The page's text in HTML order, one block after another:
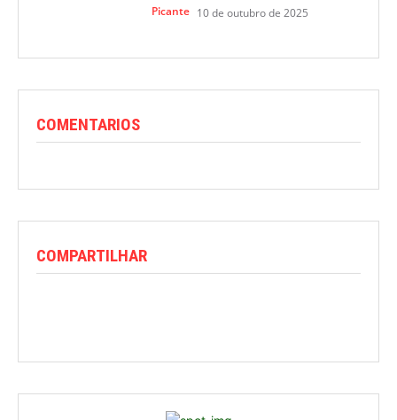
Picante 10 de outubro de 2025
COMENTARIOS
COMPARTILHAR